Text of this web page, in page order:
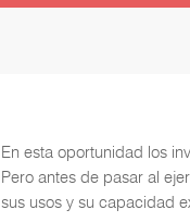
En esta oportunidad los
Pero antes de pasar al
sus usos y su capacidad